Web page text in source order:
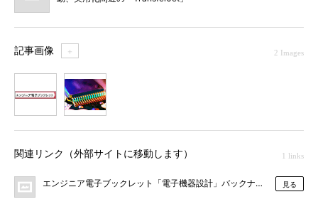
記事画像 ＋ 2 Images
関連リンク（外部サイトに移動します） 1 links
エンジニア電子ブックレット「電子機器設計」バックナンバー 見る